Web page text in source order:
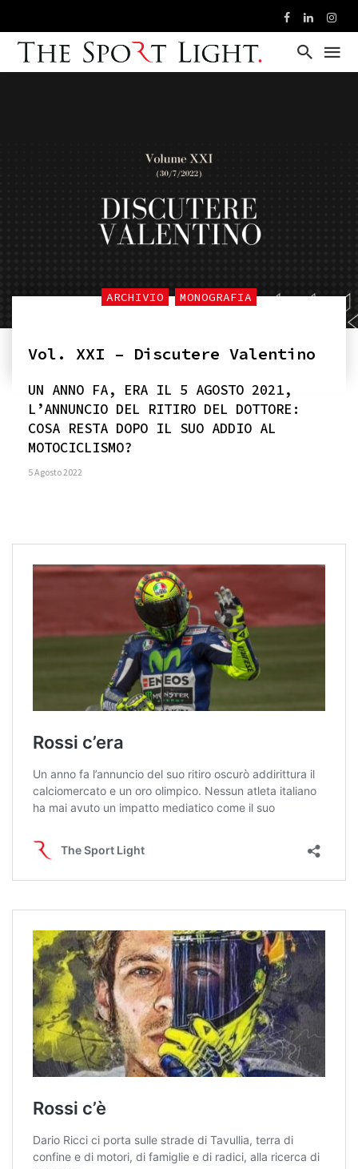
ARCHIVIO MONOGRAFIA
Vol. XXI – Discutere Valentino
UN ANNO FA, ERA IL 5 AGOSTO 2021,
L’ANNUNCIO DEL RITIRO DEL DOTTORE:
COSA RESTA DOPO IL SUO ADDIO AL
MOTOCICLISMO?
5 Agosto 2022